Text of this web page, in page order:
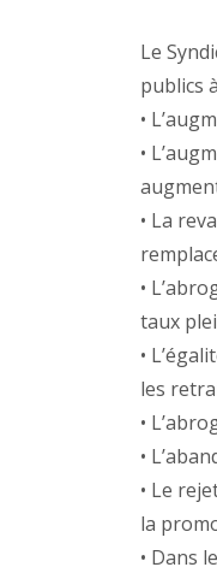
Le
publics
•
•
• La
•
taux
•
les
•
•
• Le
la
• Dans